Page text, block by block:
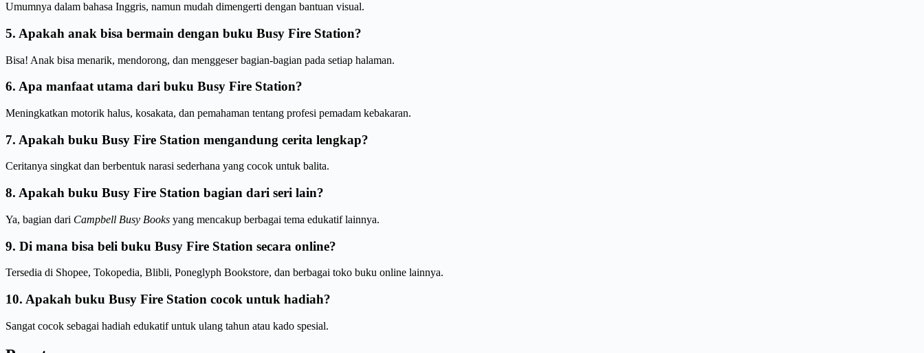
Umumnya dalam bahasa Inggris, namun mudah dimengerti dengan bantuan visual.
5. Apakah anak bisa bermain dengan buku Busy Fire Station?
Bisa! Anak bisa menarik, mendorong, dan menggeser bagian-bagian pada setiap halaman.
6. Apa manfaat utama dari buku Busy Fire Station?
Meningkatkan motorik halus, kosakata, dan pemahaman tentang profesi pemadam kebakaran.
7. Apakah buku Busy Fire Station mengandung cerita lengkap?
Ceritanya singkat dan berbentuk narasi sederhana yang cocok untuk balita.
8. Apakah buku Busy Fire Station bagian dari seri lain?
Ya, bagian dari Campbell Busy Books yang mencakup berbagai tema edukatif lainnya.
9. Di mana bisa beli buku Busy Fire Station secara online?
Tersedia di Shopee, Tokopedia, Blibli, Poneglyph Bookstore, dan berbagai toko buku online lainnya.
10. Apakah buku Busy Fire Station cocok untuk hadiah?
Sangat cocok sebagai hadiah edukatif untuk ulang tahun atau kado spesial.